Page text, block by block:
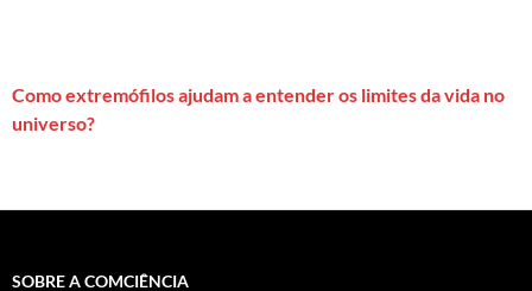
Como extremófilos ajudam a entender os limites da vida no
universo?
SOBRE A COMCIÊNCIA